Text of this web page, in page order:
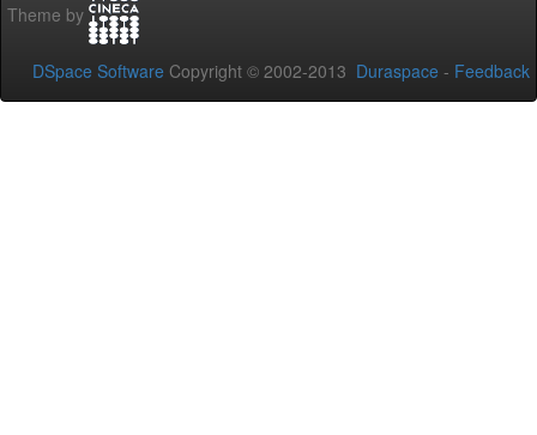
Theme by
DSpace Software Copyright © 2002-2013 Duraspace - Feedback